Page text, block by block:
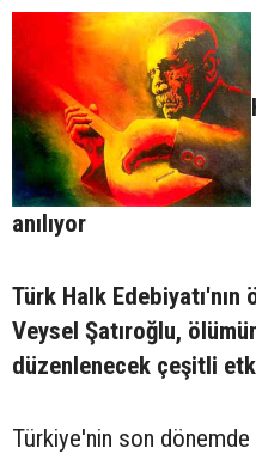
anılıyor
Türk Halk
Veysel Şatıroğlu,
düzenlenecek çeşitli
Türkiye'nin son